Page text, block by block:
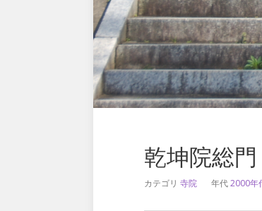
乾坤院総門
カテゴリ 寺院 年代2000年